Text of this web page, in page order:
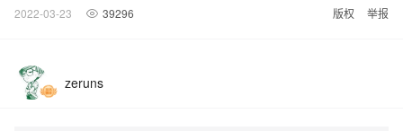
2022-03-23 39296 版权 举报
zeruns